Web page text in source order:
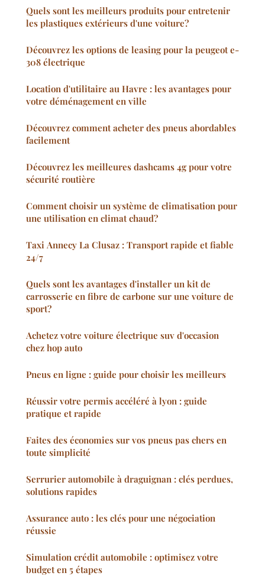
Quels sont les meilleurs produits pour entretenir
les plastiques extérieurs d'une voiture?
Découvrez les options de leasing pour la peugeot e-
308 électrique
Location d'utilitaire au Havre : les avantages pour
votre déménagement en ville
Découvrez comment acheter des pneus abordables
facilement
Découvrez les meilleures dashcams 4g pour votre
sécurité routière
Comment choisir un système de climatisation pour
une utilisation en climat chaud?
Taxi Annecy La Clusaz : Transport rapide et fiable
24/7
Quels sont les avantages d'installer un kit de
carrosserie en fibre de carbone sur une voiture de
sport?
Achetez votre voiture électrique suv d'occasion
chez hop auto
Pneus en ligne : guide pour choisir les meilleurs
Réussir votre permis accéléré à lyon : guide
pratique et rapide
Faites des économies sur vos pneus pas chers en
toute simplicité
Serrurier automobile à draguignan : clés perdues,
solutions rapides
Assurance auto : les clés pour une négociation
réussie
Simulation crédit automobile : optimisez votre
budget en 5 étapes